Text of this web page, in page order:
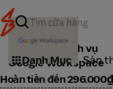
Danh Mục Sàn
Công cụ & dịch vụ
Google Workspace
Hoàn tiền đến 296.000₫